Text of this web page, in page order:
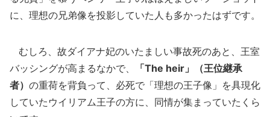
に、理想の兄弟像を投影していた人も多かったはずです。
むしろ、故ダイアナ妃のいたましい事故死のあと、王室
バッシングが高まるなかで、
「The heir」（王位継承
者） の重荷を背負って、必死で「理想の王子像」を具現化
していたウイリアム王子の方に、同情が集まっていたくら